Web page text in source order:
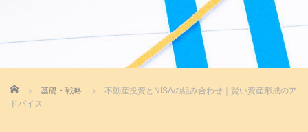
Home 基礎・戦略
不動産投資とNISAの組み合わせ｜賢い資産形成のア
ドバイス